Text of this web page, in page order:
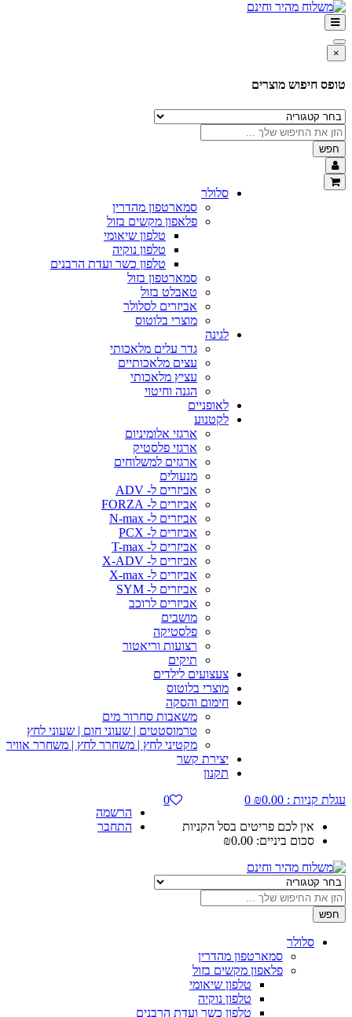
×
טופס חיפוש מוצרים
חפש
סלולר
סמארטפון מהדרין
פלאפון מקשים בזול
טלפון שיאומי
טלפון נוקיה
טלפון כשר ועדת הרבנים
סמארטפון בזול
טאבלט בזול
אביזרים לסלולר
מוצרי בלוטוס
לגינה
גדר עלים מלאכותי
עצים מלאכותיים
עציץ מלאכותי
הגנה וחיטוי
לאופניים
לקטנוע
ארגזי אלומיניום
ארגזי פלסטיק
ארגזים למשלוחים
מנעולים
אביזרים ל- ADV
אביזרים ל- FORZA
אביזרים ל- N-max
אביזרים ל- PCX
אביזרים ל- T-max
אביזרים ל- X-ADV
אביזרים ל- X-max
אביזרים ל- SYM
אביזרים לרוכב
מושבים
פלסטיקה
רצועות וריאטור
תיקים
צעצועים לילדים
מוצרי בלוטוס
חימום והסקה
משאבות סחרור מים
טרמוסטטים | שעוני חום | שעוני לחץ
מקטיני לחץ | משחרר לחץ | משחרר אוויר
יצירת קשר
תקנון
עגלת קניות :
₪0.00
0
אין לכם פריטים בסל הקניות
סכום ביניים:
₪0.00
0
הרשמה
התחבר
חפש
סלולר
סמארטפון מהדרין
פלאפון מקשים בזול
טלפון שיאומי
טלפון נוקיה
טלפון כשר ועדת הרבנים